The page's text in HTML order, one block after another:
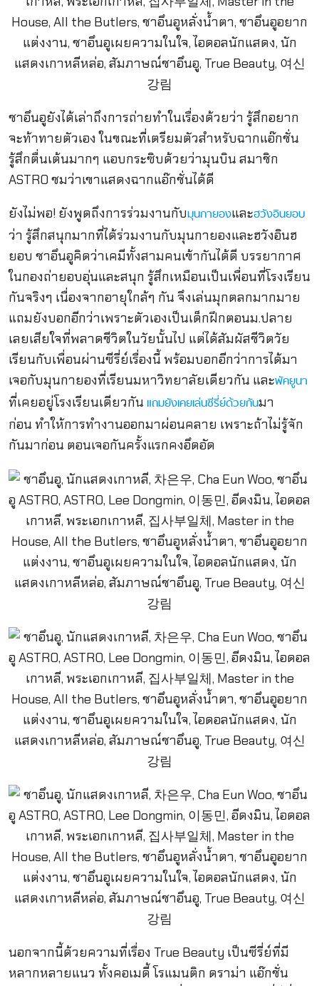
ชาอึนอูยังได้เล่าถึงการถ่ายทำในเรื่องด้วยว่า รู้สึกอยาก
จะท้าทายตัวเอง ในขณะที่เตรียมตัวสำหรับฉากแอ๊กชั่น
รู้สึกตื่นเต้นมากๆ แอบกระซิบด้วยว่ามุนบิน สมาชิก
ASTRO ชมว่าเขาแสดงฉากแอ๊กชั่นได้ดี
ยังไม่พอ! ยังพูดถึงการร่วมงานกับมุนกายองและฮวังอินยอบ
ว่า รู้สึกสนุกมากที่ได้ร่วมงานกับมุนกายองและฮวังอินฮ
ยอบ ชาอึนอูคิดว่าเคมีทั้งสามคนเข้ากันได้ดี บรรยากาศ
ในกองถ่ายอบอุ่นและสนุก รู้สึกเหมือนเป็นเพื่อนที่โรงเรียน
กันจริงๆ เนื่องจากอายุใกล้ๆ กัน จึงเล่นมุกตลกมากมาย
แถมยังบอกอีกว่าเพราะตัวเองเป็นเด็กฝึกตอนม.ปลาย
เลยเสียใจที่พลาดชีวิตในวัยนั้นไป แต่ได้สัมผัสชีวิตวัย
เรียนกับเพื่อนผ่านซีรี่ย์เรื่องนี้ พร้อมบอกอีกว่าการได้มา
เจอกับมุนกายองที่เรียนมหาวิทยาลัยเดียวกัน และพัคยูนา
ที่เคยอยู่โรงเรียนเดียวกัน แถมยังเคยเล่นซีรี่ย์ด้วยกันมา
ก่อน ทำให้การทำงานออกมาผ่อนคลาย เพราะถ้าไม่รู้จัก
กันมาก่อน ตอนเจอกันครั้งแรกคงอึดอัด
นอกจากนี้ด้วยความที่เรื่อง True Beauty เป็นซีรี่ย์ที่มี
หลากหลายแนว ทั้งคอเมดี้ โรแมนติก ดราม่า แอ๊กชั่น